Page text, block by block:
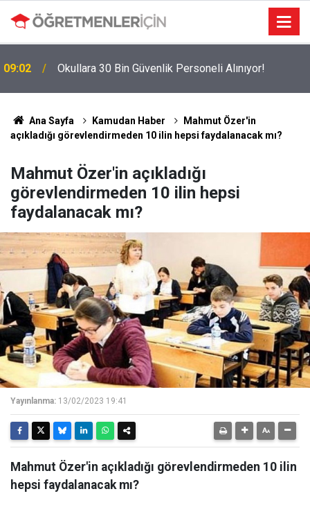
09:02 Okullara 30 Bin Güvenlik Personeli Alınıyor!
Ana Sayfa Kamudan Haber
Mahmut Özer'in
açıkladığı görevlendirmeden 10 ilin hepsi faydalanacak mı?
Mahmut Özer'in açıkladığı
görevlendirmeden 10 ilin hepsi
faydalanacak mı?
Yayınlanma: 13/02/2023 19:41
Mahmut Özer'in açıkladığı görevlendirmeden 10 ilin
hepsi faydalanacak mı?